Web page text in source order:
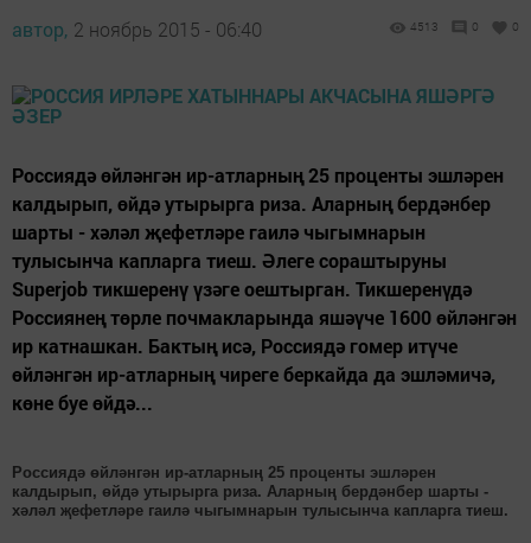
автор, 2 ноябрь 2015 - 06:40 4513 0 0
Россиядә өйләнгән ир-атларның 25 проценты эшләрен
калдырып, өйдә утырырга риза. Аларның бердәнбер
шарты - хәләл җефетләре гаилә чыгымнарын
тулысынча капларга тиеш. Әлеге сораштыруны
Superjob тикшеренү үзәге оештырган. Тикшеренүдә
Россиянең төрле почмакларында яшәүче 1600 өйләнгән
ир катнашкан. Бактың исә, Россиядә гомер итүче
өйләнгән ир-атларның чиреге беркайда да эшләмичә,
көне буе өйдә...
Россиядә өйләнгән ир-атларның 25 проценты эшләрен
калдырып, өйдә утырырга риза. Аларның бердәнбер шарты -
хәләл җефетләре гаилә чыгымнарын тулысынча капларга тиеш.